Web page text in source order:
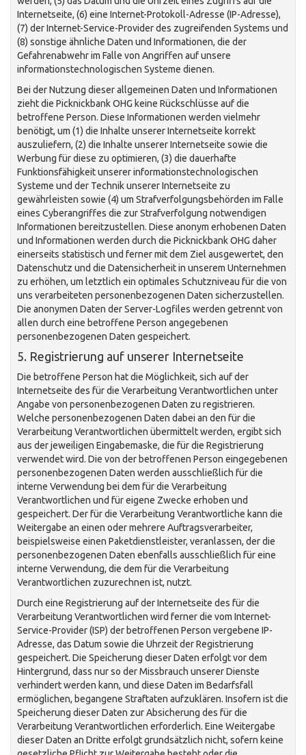
Internetseite, (6) eine Internet-Protokoll-Adresse (IP-Adresse),
(7) der Internet-Service-Provider des zugreifenden Systems und
(8) sonstige ähnliche Daten und Informationen, die der
Gefahrenabwehr im Falle von Angriffen auf unsere
informationstechnologischen Systeme dienen.
Bei der Nutzung dieser allgemeinen Daten und Informationen
zieht die Picknickbank OHG keine Rückschlüsse auf die
betroffene Person. Diese Informationen werden vielmehr
benötigt, um (1) die Inhalte unserer Internetseite korrekt
auszuliefern, (2) die Inhalte unserer Internetseite sowie die
Werbung für diese zu optimieren, (3) die dauerhafte
Funktionsfähigkeit unserer informationstechnologischen
Systeme und der Technik unserer Internetseite zu
gewährleisten sowie (4) um Strafverfolgungsbehörden im Falle
eines Cyberangriffes die zur Strafverfolgung notwendigen
Informationen bereitzustellen. Diese anonym erhobenen Daten
und Informationen werden durch die Picknickbank OHG daher
einerseits statistisch und ferner mit dem Ziel ausgewertet, den
Datenschutz und die Datensicherheit in unserem Unternehmen
zu erhöhen, um letztlich ein optimales Schutzniveau für die von
uns verarbeiteten personenbezogenen Daten sicherzustellen.
Die anonymen Daten der Server-Logfiles werden getrennt von
allen durch eine betroffene Person angegebenen
personenbezogenen Daten gespeichert.
5. Registrierung auf unserer Internetseite
Die betroffene Person hat die Möglichkeit, sich auf der
Internetseite des für die Verarbeitung Verantwortlichen unter
Angabe von personenbezogenen Daten zu registrieren.
Welche personenbezogenen Daten dabei an den für die
Verarbeitung Verantwortlichen übermittelt werden, ergibt sich
aus der jeweiligen Eingabemaske, die für die Registrierung
verwendet wird. Die von der betroffenen Person eingegebenen
personenbezogenen Daten werden ausschließlich für die
interne Verwendung bei dem für die Verarbeitung
Verantwortlichen und für eigene Zwecke erhoben und
gespeichert. Der für die Verarbeitung Verantwortliche kann die
Weitergabe an einen oder mehrere Auftragsverarbeiter,
beispielsweise einen Paketdienstleister, veranlassen, der die
personenbezogenen Daten ebenfalls ausschließlich für eine
interne Verwendung, die dem für die Verarbeitung
Verantwortlichen zuzurechnen ist, nutzt.
Durch eine Registrierung auf der Internetseite des für die
Verarbeitung Verantwortlichen wird ferner die vom Internet-
Service-Provider (ISP) der betroffenen Person vergebene IP-
Adresse, das Datum sowie die Uhrzeit der Registrierung
gespeichert. Die Speicherung dieser Daten erfolgt vor dem
Hintergrund, dass nur so der Missbrauch unserer Dienste
verhindert werden kann, und diese Daten im Bedarfsfall
ermöglichen, begangene Straftaten aufzuklären. Insofern ist die
Speicherung dieser Daten zur Absicherung des für die
Verarbeitung Verantwortlichen erforderlich. Eine Weitergabe
dieser Daten an Dritte erfolgt grundsätzlich nicht, sofern keine